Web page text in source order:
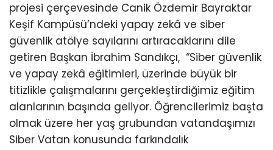
projesi çerçevesinde Canik Özdemir Bayraktar
Keşif Kampüsü’ndeki yapay zekâ ve siber
güvenlik atölye sayılarını artıracaklarını dile
getiren Başkan İbrahim Sandıkçı, “Siber güvenlik
ve yapay zekâ eğitimleri, üzerinde büyük bir
titizlikle çalışmalarını gerçekleştirdiğimiz eğitim
alanlarının başında geliyor. Öğrencilerimiz başta
olmak üzere her yaş grubundan vatandaşımızı
Siber Vatan konusunda farkındalık